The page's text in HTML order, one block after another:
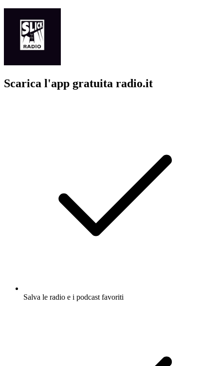
Scarica l'app gratuita radio.it
Salva le radio e i podcast favoriti